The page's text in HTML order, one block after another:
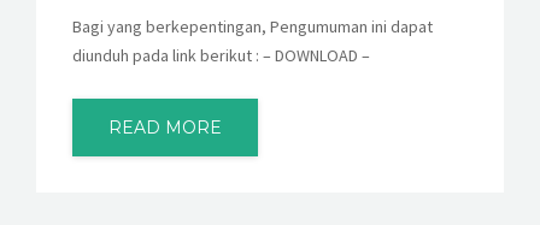
Bagi yang berkepentingan, Pengumuman ini dapat
diunduh pada link berikut : – DOWNLOAD –
READ MORE